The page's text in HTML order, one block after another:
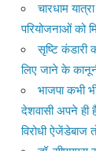
चारधाम
परियोजनाओं को
सृष्टि कंडारी
लिए जाने के
भाजपा कभी
देशवासी अपने ही
विरोधी